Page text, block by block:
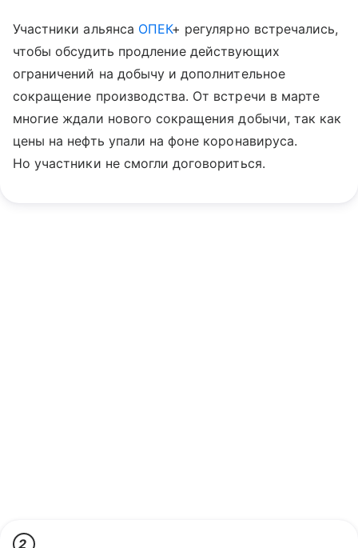
Участники альянса ОПЕК+ регулярно встречались,
чтобы обсудить продление действующих
ограничений на добычу и дополнительное
сокращение производства. От встречи в марте
многие ждали нового сокращения добычи, так как
цены на нефть упали на фоне коронавируса.
Но участники не смогли договориться.
2